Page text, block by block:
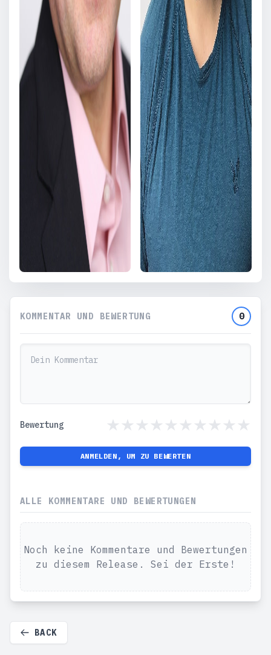
KOMMENTAR UND BEWERTUNG 0
Bewertung
ANMELDEN, UM ZU BEWERTEN
ALLE KOMMENTARE UND BEWERTUNGEN
Noch keine Kommentare und Bewertungen
zu diesem Release. Sei der Erste!
BACK